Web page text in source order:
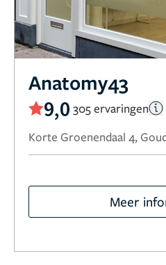
Anatomy43
9,0 305 ervaringen
Korte Groenendaal 4,
Meer